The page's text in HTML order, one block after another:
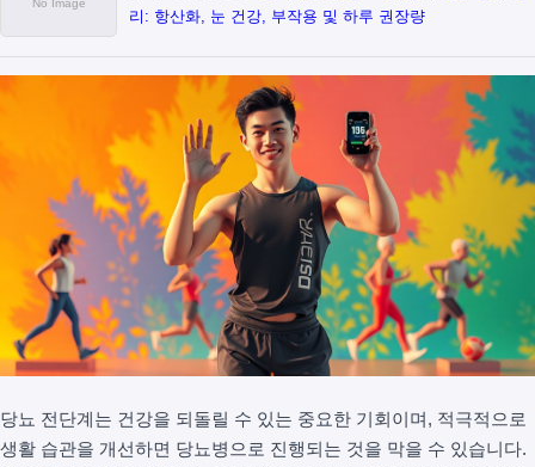
리: 항산화, 눈 건강, 부작용 및 하루 권장량
당뇨 전단계는 건강을 되돌릴 수 있는 중요한 기회이며, 적극적으로
생활 습관을 개선하면 당뇨병으로 진행되는 것을 막을 수 있습니다.